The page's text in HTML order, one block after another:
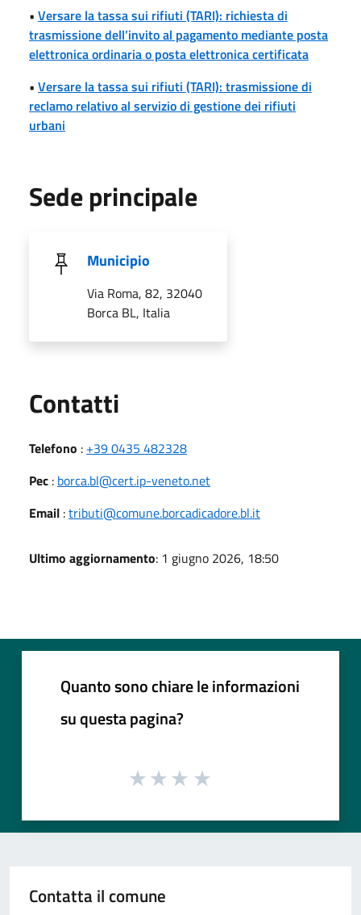
• Versare la tassa sui rifiuti (TARI): richiesta di
trasmissione dell’invito al pagamento mediante posta
elettronica ordinaria o posta elettronica certificata
• Versare la tassa sui rifiuti (TARI): trasmissione di
reclamo relativo al servizio di gestione dei rifiuti
urbani
Sede principale
Municipio
Via Roma, 82, 32040
Borca BL, Italia
Contatti
Telefono : +39 0435 482328
Pec : borca.bl@cert.ip-veneto.net
Email :tributi@comune.borcadicadore.bl.it
Ultimo aggiornamento: 1 giugno 2026, 18:50
Quanto sono chiare le informazioni
su questa pagina?
Contatta il comune